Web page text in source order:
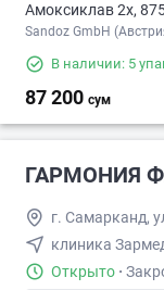
Амоксиклав 2х,
Sandoz GmbH
В наличии: 5
87 200 сум
ГАРМОНИЯ
г. Самарканд,
клиника
Открыто ·